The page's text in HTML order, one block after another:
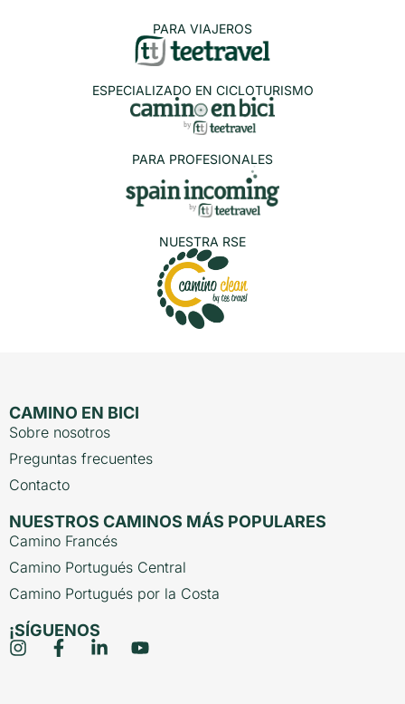
PARA VIAJEROS
ESPECIALIZADO EN CICLOTURISMO
PARA PROFESIONALES
NUESTRA RSE
CAMINO EN BICI
Sobre nosotros
Preguntas frecuentes
Contacto
NUESTROS CAMINOS MÁS POPULARES
Camino Francés
Camino Portugués Central
Camino Portugués por la Costa
¡SÍGUENOS